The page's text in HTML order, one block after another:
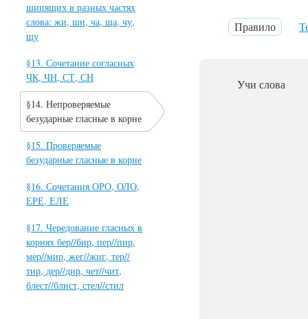
Правило
Учи слова
шипящих в разных частях
слова: жи, ши, ча, ща, чу,
щу
§13. Сочетание согласных
ЧК, ЧН, СТ, СН
§14. Непроверяемые
безударные гласные в корне
§15. Проверяемые
безударные гласные в корне
§16. Сочетания ОРО, ОЛО,
ЕРЕ, ЕЛЕ
§17. Чередование гласных в
корнях бер//бир, пер//пир,
мер//мир, жег//жиг, тер//
тир, дер//дир, чет//чит,
блест//блист, стел//стил